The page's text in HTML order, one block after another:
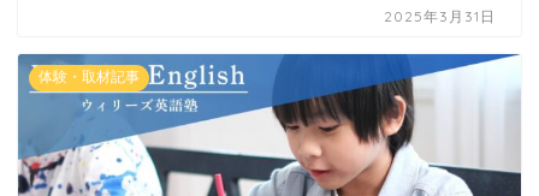
2025年3月31日
体験・取材記事